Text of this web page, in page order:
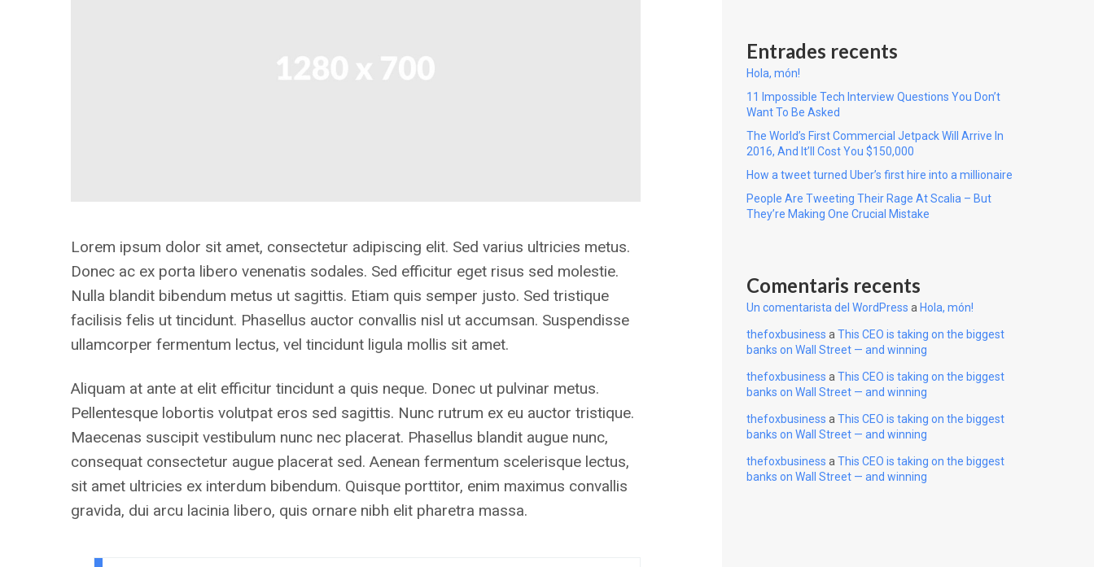
Lorem ipsum dolor sit amet, consectetur adipiscing elit. Sed varius ultricies metus.
Donec ac ex porta libero venenatis sodales. Sed efficitur eget risus sed molestie.
Nulla blandit bibendum metus ut sagittis. Etiam quis semper justo. Sed tristique
facilisis felis ut tincidunt. Phasellus auctor convallis nisl ut accumsan. Suspendisse
ullamcorper fermentum lectus, vel tincidunt ligula mollis sit amet.
Aliquam at ante at elit efficitur tincidunt a quis neque. Donec ut pulvinar metus.
Pellentesque lobortis volutpat eros sed sagittis. Nunc rutrum ex eu auctor tristique.
Maecenas suscipit vestibulum nunc nec placerat. Phasellus blandit augue nunc,
consequat consectetur augue placerat sed. Aenean fermentum scelerisque lectus,
sit amet ultricies ex interdum bibendum. Quisque porttitor, enim maximus convallis
gravida, dui arcu lacinia libero, quis ornare nibh elit pharetra massa.
Entrades recents
Hola, món!
11 Impossible Tech Interview Questions You Don’t
Want To Be Asked
The World’s First Commercial Jetpack Will Arrive In
2016, And It’ll Cost You $150,000
How a tweet turned Uber’s first hire into a millionaire
People Are Tweeting Their Rage At Scalia – But
They’re Making One Crucial Mistake
Comentaris recents
Un comentarista del WordPress a Hola, món!
thefoxbusiness a This CEO is taking on the biggest
banks on Wall Street — and winning
thefoxbusiness a This CEO is taking on the biggest
banks on Wall Street — and winning
thefoxbusiness a This CEO is taking on the biggest
banks on Wall Street — and winning
thefoxbusiness a This CEO is taking on the biggest
banks on Wall Street — and winning